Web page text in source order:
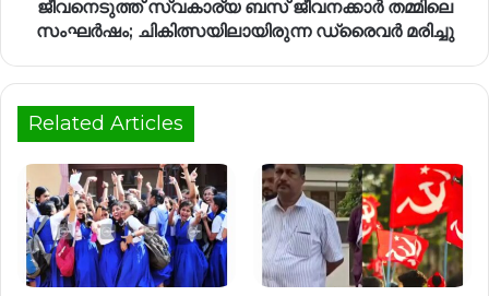
ജീവനെടുത്ത് സ്വകാര്യ ബസ് ജീവനക്കാർ തമ്മിലെ
സംഘർഷം; ചികിത്സയിലായിരുന്ന ഡ്രൈവർ മരിച്ചു
Related Articles